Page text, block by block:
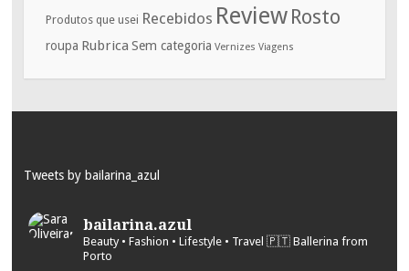
Produtos que usei Recebidos Review Rosto
roupa Rubrica Sem categoria Vernizes Viagens
Tweets by bailarina_azul
bailarina.azul
Beauty • Fashion • Lifestyle • Travel 🇵🇹 Ballerina from
Porto